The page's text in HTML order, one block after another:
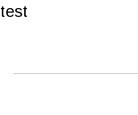
test